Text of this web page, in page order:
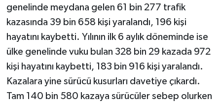
genelinde meydana gelen 61 bin 277 trafik
kazasında 39 bin 658 kişi yaralandı, 196 kişi
hayatını kaybetti. Yılının ilk 6 aylık döneminde ise
ülke genelinde vuku bulan 328 bin 29 kazada 972
kişi hayatını kaybetti, 183 bin 916 kişi yaralandı.
Kazalara yine sürücü kusurları davetiye çıkardı.
Tam 140 bin 580 kazaya sürücüler sebep olurken